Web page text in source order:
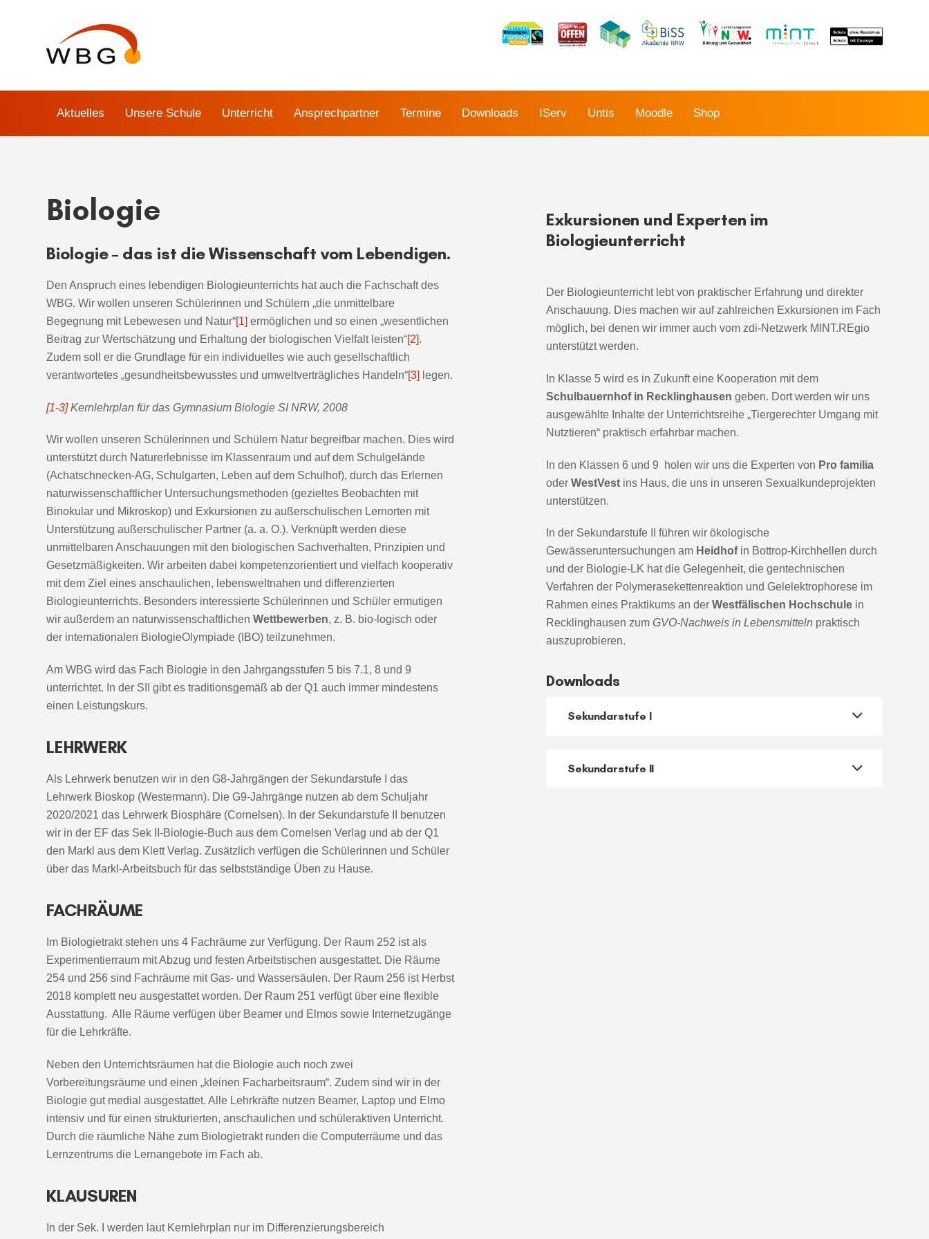
Aktuelles Unsere Schule Unterricht Ansprechpartner Termine Downloads IServ Untis Moodle Shop
Biologie
Biologie – das ist die Wissenschaft vom Lebendigen.
Den Anspruch eines lebendigen Biologieunterrichts hat auch die Fachschaft des
WBG. Wir wollen unseren Schülerinnen und Schülern „die unmittelbare
Begegnung mit Lebewesen und Natur“[1] ermöglichen und so einen „wesentlichen
Beitrag zur Wertschätzung und Erhaltung der biologischen Vielfalt leisten“[2].
Zudem soll er die Grundlage für ein individuelles wie auch gesellschaftlich
verantwortetes „gesundheitsbewusstes und umweltverträgliches Handeln“[3] legen.
[1-3] Kernlehrplan für das Gymnasium Biologie SI NRW, 2008
Wir wollen unseren Schülerinnen und Schülern Natur begreifbar machen. Dies wird
unterstützt durch Naturerlebnisse im Klassenraum und auf dem Schulgelände
(Achatschnecken-AG, Schulgarten, Leben auf dem Schulhof), durch das Erlernen
naturwissenschaftlicher Untersuchungsmethoden (gezieltes Beobachten mit
Binokular und Mikroskop) und Exkursionen zu außerschulischen Lernorten mit
Unterstützung außerschulischer Partner (a. a. O.). Verknüpft werden diese
unmittelbaren Anschauungen mit den biologischen Sachverhalten, Prinzipien und
Gesetzmäßigkeiten. Wir arbeiten dabei kompetenzorientiert und vielfach kooperativ
mit dem Ziel eines anschaulichen, lebensweltnahen und differenzierten
Biologieunterrichts. Besonders interessierte Schülerinnen und Schüler ermutigen
wir außerdem an naturwissenschaftlichen Wettbewerben, z. B. bio-logisch oder
der internationalen BiologieOlympiade (IBO) teilzunehmen.
Am WBG wird das Fach Biologie in den Jahrgangsstufen 5 bis 7.1, 8 und 9
unterrichtet. In der SII gibt es traditionsgemäß ab der Q1 auch immer mindestens
einen Leistungskurs.
LEHRWERK
Als Lehrwerk benutzen wir in den G8-Jahrgängen der Sekundarstufe I das
Lehrwerk Bioskop (Westermann). Die G9-Jahrgänge nutzen ab dem Schuljahr
2020/2021 das Lehrwerk Biosphäre (Cornelsen). In der Sekundarstufe II benutzen
wir in der EF das Sek II-Biologie-Buch aus dem Cornelsen Verlag und ab der Q1
den Markl aus dem Klett Verlag. Zusätzlich verfügen die Schülerinnen und Schüler
über das Markl-Arbeitsbuch für das selbstständige Üben zu Hause.
FACHRÄUME
Im Biologietrakt stehen uns 4 Fachräume zur Verfügung. Der Raum 252 ist als
Experimentierraum mit Abzug und festen Arbeitstischen ausgestattet. Die Räume
254 und 256 sind Fachräume mit Gas- und Wassersäulen. Der Raum 256 ist Herbst
2018 komplett neu ausgestattet worden. Der Raum 251 verfügt über eine flexible
Ausstattung. Alle Räume verfügen über Beamer und Elmos sowie Internetzugänge
für die Lehrkräfte.
Neben den Unterrichtsräumen hat die Biologie auch noch zwei
Vorbereitungsräume und einen „kleinen Facharbeitsraum“. Zudem sind wir in der
Biologie gut medial ausgestattet. Alle Lehrkräfte nutzen Beamer, Laptop und Elmo
intensiv und für einen strukturierten, anschaulichen und schüleraktiven Unterricht.
Durch die räumliche Nähe zum Biologietrakt runden die Computerräume und das
Lernzentrums die Lernangebote im Fach ab.
KLAUSUREN
In der Sek. I werden laut Kernlehrplan nur im Differenzierungsbereich
Exkursionen und Experten im
Biologieunterricht
Der Biologieunterricht lebt von praktischer Erfahrung und direkter
Anschauung. Dies machen wir auf zahlreichen Exkursionen im Fach
möglich, bei denen wir immer auch vom zdi-Netzwerk MINT.REgio
unterstützt werden.
In Klasse 5 wird es in Zukunft eine Kooperation mit dem
Schulbauernhof in Recklinghausen geben. Dort werden wir uns
ausgewählte Inhalte der Unterrichtsreihe „Tiergerechter Umgang mit
Nutztieren“ praktisch erfahrbar machen.
In den Klassen 6 und 9 holen wir uns die Experten von Pro familia
oderWestVest ins Haus, die uns in unseren Sexualkundeprojekten
unterstützen.
In der Sekundarstufe II führen wir ökologische
Gewässeruntersuchungen am Heidhofin Bottrop-Kirchhellen durch
und der Biologie-LK hat die Gelegenheit, die gentechnischen
Verfahren der Polymerasekettenreaktion und Gelelektrophorese im
Rahmen eines Praktikums an derWestfälischen Hochschule in
Recklinghausen zumGVO-Nachweis in Lebensmitteln praktisch
auszuprobieren.
Downloads
Sekundarstufe I
Sekundarstufe II